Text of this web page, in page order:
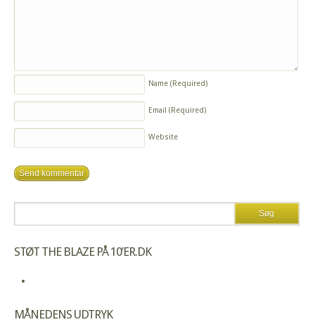
Name (Required)
Email (Required)
Website
STØT THE BLAZE PÅ 10’ER.DK
MÅNEDENS UDTRYK